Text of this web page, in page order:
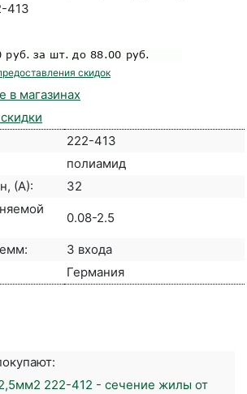
413
скидок
в магазинах
222-413
полиамид
(А):
32
0.08-2.5
3 входа
Германия
222-412 - сечение жилы от